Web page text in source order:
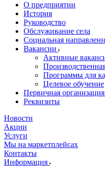
О предприятии
История
Руководство
Обслуживание села
Социальная
Вакансии
Активные
Программы для
Целевое обучение
Первичная
Реквизиты
Новости
Акции
Услуги
Мы на маркетплейсах
Контакты
Информация